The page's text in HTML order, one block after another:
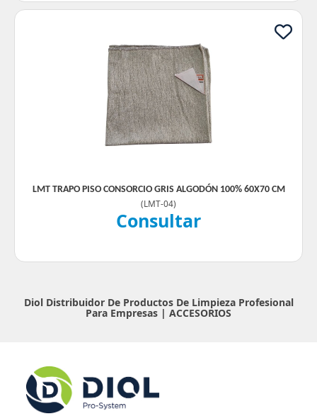
LMT TRAPO PISO CONSORCIO GRIS ALGODÓN 100% 60X70 CM
(LMT-04)
Consultar
Diol Distribuidor De Productos De Limpieza Profesional
Para Empresas | ACCESORIOS